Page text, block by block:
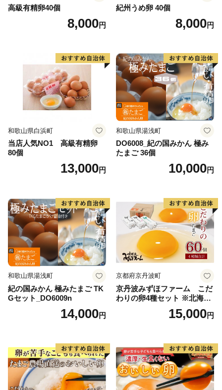
高級有精卵40個
8,000円
紀州うめ卵 40個
8,000円
和歌山県白浜町
当店人気NO1 高級有精卵
80個
13,000円
和歌山県湯浅町
DO6008_紀の国みかん 極み
たまご 36個
10,000円
和歌山県湯浅町
紀の国みかん 極みたまご TK
Gセット_DO6009n
14,000円
京都府京丹波町
京丹波みずほファーム こだ
わりの卵4種セット ※北海
道・沖縄・その他離島は配送
15,000円